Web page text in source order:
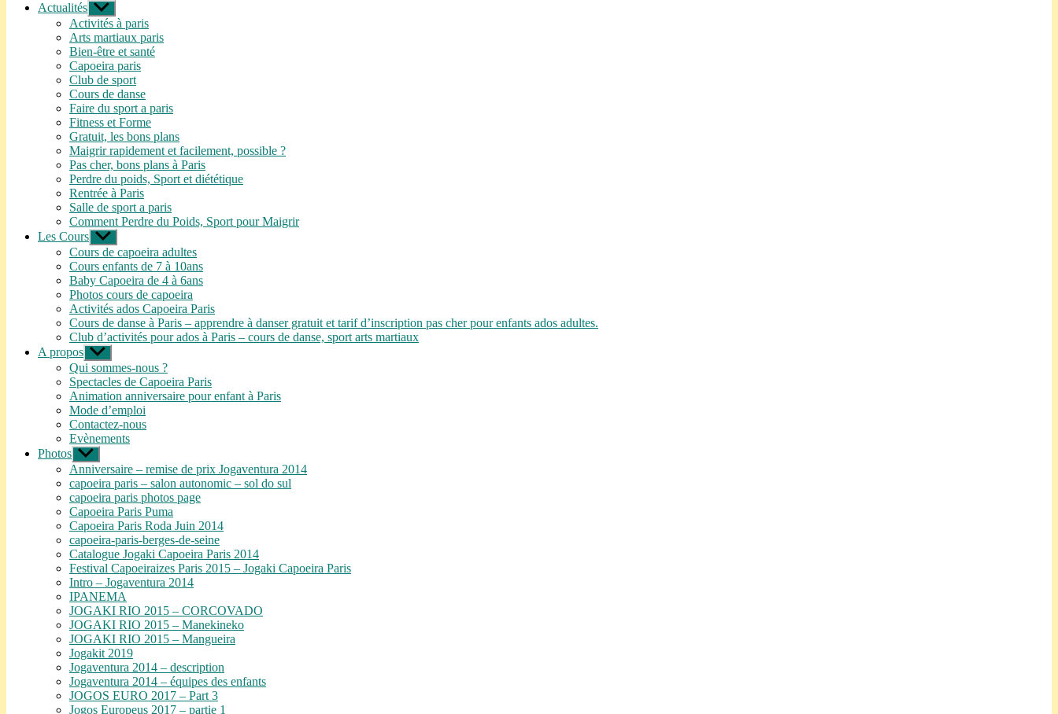
Actualités Afficher
le
sous-
menu
Activités à paris
Arts martiaux paris
Bien-être et santé
Capoeira paris
Club de sport
Cours de danse
Faire du sport a paris
Fitness et Forme
Gratuit, les bons plans
Maigrir rapidement et facilement, possible ?
Pas cher, bons plans à Paris
Perdre du poids, Sport et diététique
Rentrée à Paris
Salle de sport a paris
Comment Perdre du Poids, Sport pour Maigrir
Les Cours Afficher
le
sous-
menu
Cours de capoeira adultes
Cours enfants de 7 à 10ans
Baby Capoeira de 4 à 6ans
Photos cours de capoeira
Activités ados Capoeira Paris
Cours de danse à Paris – apprendre à danser gratuit et tarif d’inscription pas cher pour enfants ados adultes.
Club d’activités pour ados à Paris – cours de danse, sport arts martiaux
A propos Afficher
le
sous-
menu
Qui sommes-nous ?
Spectacles de Capoeira Paris
Animation anniversaire pour enfant à Paris
Mode d’emploi
Contactez-nous
Evènements
Photos Afficher
le
sous-
menu
Anniversaire – remise de prix Jogaventura 2014
capoeira paris – salon autonomic – sol do sul
capoeira paris photos page
Capoeira Paris Puma
Capoeira Paris Roda Juin 2014
capoeira-paris-berges-de-seine
Catalogue Jogaki Capoeira Paris 2014
Festival Capoeiraizes Paris 2015 – Jogaki Capoeira Paris
Intro – Jogaventura 2014
IPANEMA
JOGAKI RIO 2015 – CORCOVADO
JOGAKI RIO 2015 – Manekineko
JOGAKI RIO 2015 – Mangueira
Jogakit 2019
Jogaventura 2014 – description
Jogaventura 2014 – équipes des enfants
JOGOS EURO 2017 – Part 3
Jogos Europeus 2017 – partie 1